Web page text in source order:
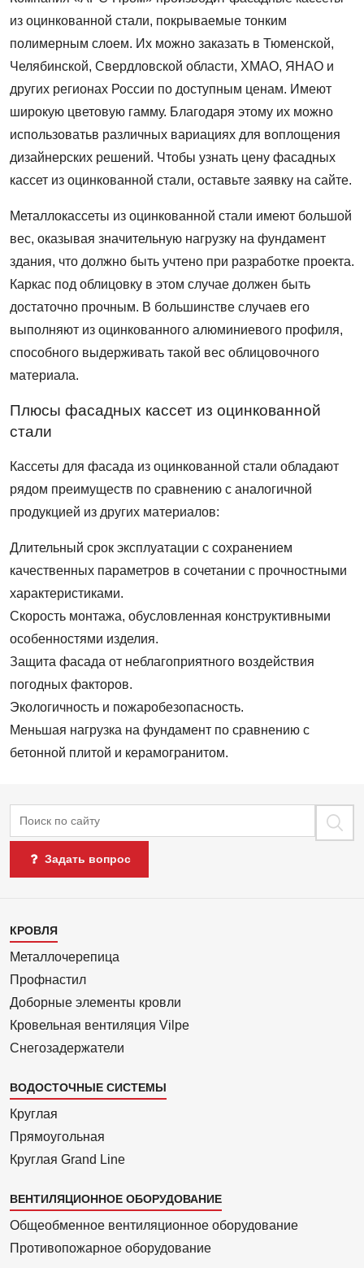
из оцинкованной стали, покрываемые тонким
полимерным слоем. Их можно заказать в Тюменской,
Челябинской, Свердловской области, ХМАО, ЯНАО и
других регионах России по доступным ценам. Имеют
широкую цветовую гамму. Благодаря этому их можно
использоватьв различных вариациях для воплощения
дизайнерских решений. Чтобы узнать цену фасадных
кассет из оцинкованной стали, оставьте заявку на сайте.
Металлокассеты из оцинкованной стали имеют большой
вес, оказывая значительную нагрузку на фундамент
здания, что должно быть учтено при разработке проекта.
Каркас под облицовку в этом случае должен быть
достаточно прочным. В большинстве случаев его
выполняют из оцинкованного алюминиевого профиля,
способного выдерживать такой вес облицовочного
материала.
Плюсы фасадных кассет из оцинкованной
стали
Кассеты для фасада из оцинкованной стали обладают
рядом преимуществ по сравнению с аналогичной
продукцией из других материалов:
Длительный срок эксплуатации с сохранением
качественных параметров в сочетании с прочностными
характеристиками.
Скорость монтажа, обусловленная конструктивными
особенностями изделия.
Защита фасада от неблагоприятного воздействия
погодных факторов.
Экологичность и пожаробезопасность.
Меньшая нагрузка на фундамент по сравнению с
бетонной плитой и керамогранитом.
Поиск
Задать вопрос
Каталог
1
КРОВЛЯ
Металлочерепица
Профнастил
Доборные элементы кровли
Кровельная вентиляция Vilpe
Снегозадержатели
ВОДОСТОЧНЫЕ СИСТЕМЫ
Круглая
Прямоуголь­ная
Круглая Grand Line
ВЕНТИЛЯЦИОННОЕ ОБОРУДОВАНИЕ
Общеобменное вентиляционное оборудование
Противопожарное оборудование